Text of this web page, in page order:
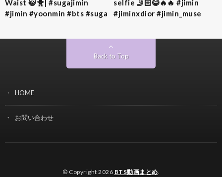
Waist 😺🐥| #sugajimin
#jimin #yoonmin #bts #suga
selfie 🤳🏻😂🔥🔥 #jimin
#jiminxdior #jimin_muse
Back to Top
HOME
お問い合わせ
© Copyright 2026 BTS動画まとめ.